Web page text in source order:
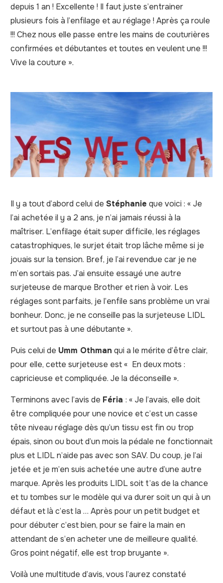
depuis 1 an ! Excellente ! Il faut juste s’entrainer
plusieurs fois à l’enfilage et au réglage ! Après ça roule
!!! Chez nous elle passe entre les mains de couturières
confirmées et débutantes et toutes en veulent une !!!
Vive la couture ».
Il y a tout d’abord celui de Stéphanie que voici : « Je
l’ai achetée il y a 2 ans, je n’ai jamais réussi à la
maîtriser. L’enfilage était super difficile, les réglages
catastrophiques, le surjet était trop lâche même si je
jouais sur la tension. Bref, je l’ai revendue car je ne
m’en sortais pas. J’ai ensuite essayé une autre
surjeteuse de marque Brother et rien à voir. Les
réglages sont parfaits, je l’enfile sans problème un vrai
bonheur. Donc, je ne conseille pas la surjeteuse LIDL
et surtout pas à une débutante ».
Puis celui de Umm Othman qui a le mérite d’être clair,
pour elle, cette surjeteuse est « En deux mots :
capricieuse et compliquée. Je la déconseille ».
Terminons avec l’avis de Féria : « Je l’avais, elle doit
être compliquée pour une novice et c’est un casse
tête niveau réglage dès qu’un tissu est fin ou trop
épais, sinon ou bout d’un mois la pédale ne fonctionnait
plus et LIDL n’aide pas avec son SAV. Du coup, je l’ai
jetée et je m’en suis achetée une autre d’une autre
marque. Après les produits LIDL soit t’as de la chance
et tu tombes sur le modèle qui va durer soit un qui à un
défaut et là c’est la … Après pour un petit budget et
pour débuter c’est bien, pour se faire la main en
attendant de s’en acheter une de meilleure qualité.
Gros point négatif, elle est trop bruyante ».
Voilà une multitude d’avis, vous l’aurez constaté